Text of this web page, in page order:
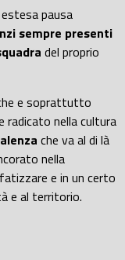
pausa
sempre presenti
del proprio
e soprattutto
nella cultura
che va al di là
nella
e in un certo
e al territorio.